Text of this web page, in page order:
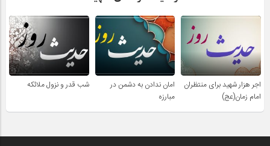
اجر هزار شهید برای منتظران
امام زمان(عج)
امان ندادن به دشمن در
مبارزه
شب قدر و نزول ملائکه